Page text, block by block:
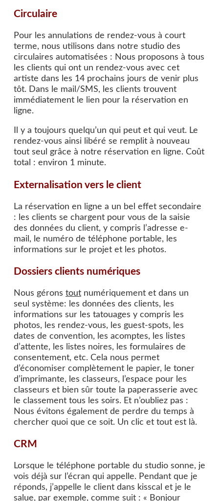
Circulaire
Pour les annulations de rendez-vous à court
terme, nous utilisons dans notre studio des
circulaires automatisées : Nous proposons à tous
les clients qui ont un rendez-vous avec cet
artiste dans les 14 prochains jours de venir plus
tôt. Dans le mail/SMS, les clients trouvent
immédiatement le lien pour la réservation en
ligne.
Il y a toujours quelqu’un qui peut et qui veut. Le
rendez-vous ainsi libéré se remplit à nouveau
tout seul grâce à notre réservation en ligne. Coût
total : environ 1 minute.
Externalisation vers le client
La réservation en ligne a un bel effet secondaire
: les clients se chargent pour vous de la saisie
des données du client, y compris l’adresse e-
mail, le numéro de téléphone portable, les
informations sur le projet et les photos.
Dossiers clients numériques
Nous gérons tout numériquement et dans un
seul système: les données des clients, les
informations sur les tatouages y compris les
photos, les rendez-vous, les guest-spots, les
dates de convention, les acomptes, les listes
d’attente, les listes noires, les formulaires de
consentement, etc. Cela nous permet
d’économiser complètement le papier, le toner
d’imprimante, les classeurs, l’espace pour les
classeurs et bien sûr toute la paperasserie avec
le classement tous les soirs. Et n’oubliez pas :
Nous évitons également de perdre du temps à
chercher quoi que ce soit. Un clic et tout est là.
CRM
Lorsque le téléphone portable du studio sonne, je
vois déjà sur l’écran qui appelle. Pendant que je
réponds, j’appelle le client dans kisscal et je le
salue, par exemple, comme suit : « Bonjour